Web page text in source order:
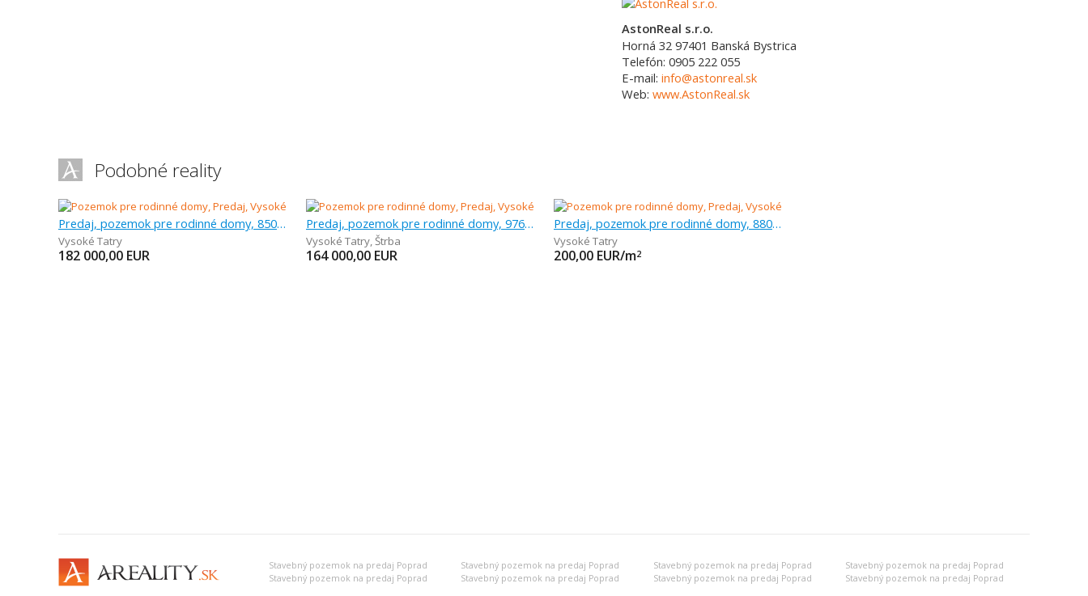
AstonReal s.r.o.
Horná 32 97401 Banská Bystrica
Telefón: 0905 222 055
E-mail: info@astonreal.sk
Web: www.AstonReal.sk
Podobné reality
Predaj, pozemok pre rodinné domy, 850 m
Vysoké Tatry
182 000,00 EUR
Predaj, pozemok pre rodinné domy, 976 m
Vysoké Tatry,Štrba
164 000,00 EUR
Predaj, pozemok pre rodinné domy, 880 m
Vysoké Tatry
200,00 EUR/m2
Stavebný pozemok na predaj Poprad Stavebný pozemok na predaj Poprad Stavebný pozemok na predaj Poprad
Stavebný pozemok na predaj Poprad
Stavebný pozemok na predaj Poprad
Stavebný pozemok na predaj Poprad Stavebný pozemok na predaj Poprad Stavebný pozemok na predaj Poprad